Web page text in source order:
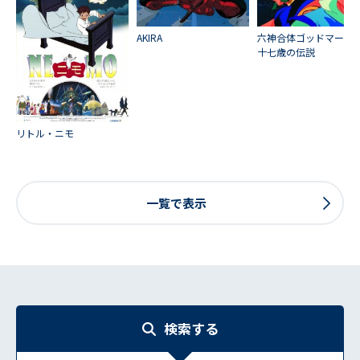
リトル・ニモ
AKIRA
六神合体ゴッドマー
十七歳の伝説
一覧で表示
検索する